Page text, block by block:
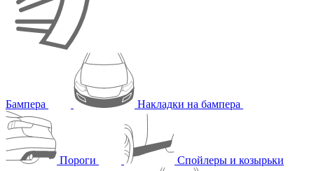
Бампера Накладки на бампера
Пороги Спойлеры и козырьки